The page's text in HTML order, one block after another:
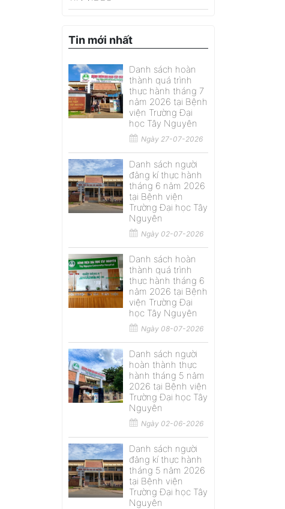
Tin mới nhất
Danh sách hoàn
thành quá trình
thực hành tháng 7
năm 2026 tại Bệnh
viện Trường Đại
học Tây Nguyên
Ngày 27-07-2026
Danh sách người
đăng kí thực hành
tháng 6 năm 2026
tại Bệnh viện
Trường Đại học Tây
Nguyên
Ngày 02-07-2026
Danh sách hoàn
thành quá trình
thực hành tháng 6
năm 2026 tại Bệnh
viện Trường Đại
học Tây Nguyên
Ngày 08-07-2026
Danh sách người
hoàn thành thực
hành tháng 5 năm
2026 tại Bệnh viện
Trường Đại học Tây
Nguyên
Ngày 02-06-2026
Danh sách người
đăng kí thực hành
tháng 5 năm 2026
tại Bệnh viện
Trường Đại học Tây
Nguyên